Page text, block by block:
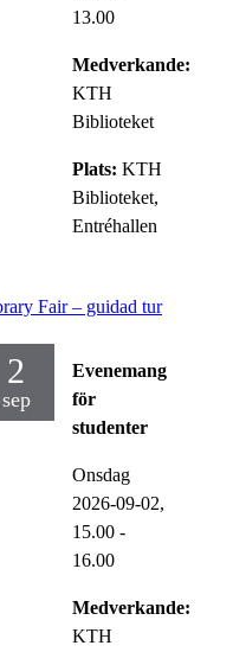
13.00
Medverkande:
KTH
Biblioteket
Plats: KTH
Biblioteket,
Entréhallen
Fair – guidad tur
2
sep
Evenemang
för
studenter
Onsdag
2026-09-02,
15.00 -
16.00
Medverkande:
KTH